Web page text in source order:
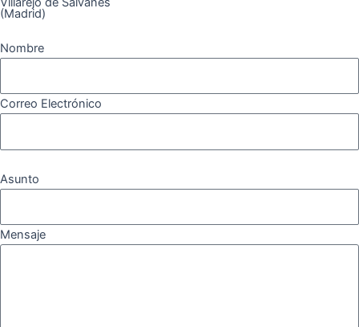
(Madrid)
Nombre
Correo Electrónico
Asunto
Mensaje